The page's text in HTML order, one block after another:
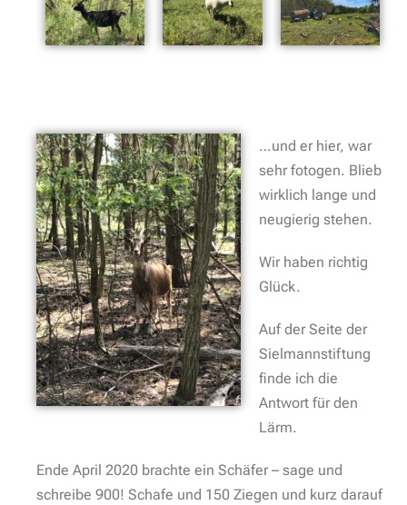
…und er hier, war
sehr fotogen. Blieb
wirklich lange und
neugierig stehen.
Wir haben richtig
Glück.
Auf der Seite der
Sielmannstiftung
finde ich die
Antwort für den
Lärm.
Ende April 2020 brachte ein Schäfer – sage und
schreibe 900! Schafe und 150 Ziegen und kurz darauf